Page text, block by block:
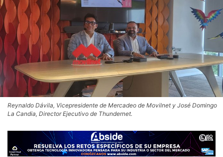
Reynaldo Dávila, Vicepresidente de Mercadeo de Movilnet y José Domingo
La Candia, Director Ejecutivo de Thundernet.